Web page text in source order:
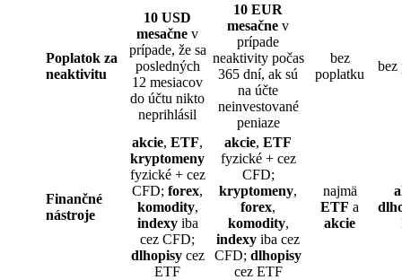
Poplatok za
neaktivitu
10 USD
mesačne v
prípade, že sa
posledných
12 mesiacov
do účtu nikto
neprihlásil
10 EUR
mesačne v
prípade
neaktivity počas
365 dní, ak sú
na účte
neinvestované
peniaze
bez
poplatku
bez
Finančné
nástroje
akcie, ETF,
kryptomeny
fyzické + cez
CFD; forex,
komodity,
indexyiba
cez CFD;
dlhopisycez
ETF
akcie, ETF
fyzické + cez
CFD;
kryptomeny,
forex,
komodity,
indexy iba cez
CFD; dlhopisy
cez ETF
najmä
ETF a
akcie